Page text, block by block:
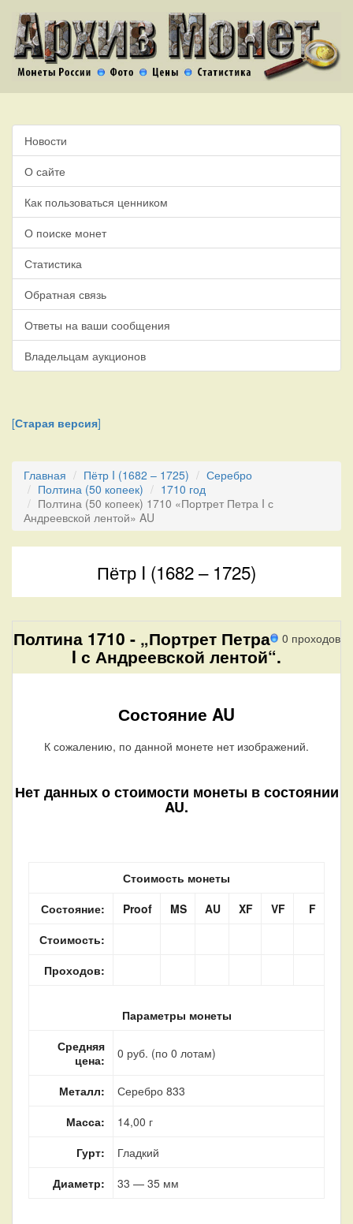
Новости
О сайте
Как пользоваться ценником
О поиске монет
Статистика
Обратная связь
Ответы на ваши сообщения
Владельцам аукционов
[Старая версия]
Главная Пётр I (1682 – 1725)
Серебро
Полтина (50 копеек)
1710 год
Полтина (50 копеек) 1710 «Портрет Петра I с
Андреевской лентой» AU
Пётр I (1682 – 1725)
0 проходов
Полтина 1710 - „Портрет Петра
I с Андреевской лентой“.
Состояние AU
К сожалению, по данной монете нет изображений.
Нет данных о стоимости монеты в состоянии
AU.
Стоимость монеты
Состояние:
Proof MS AU XF VF
F
Стоимость:
Проходов:
Параметры монеты
Средняя
цена:
0 руб. (по 0 лотам)
Металл:
Серебро 833
Масса:
14,00 г
Гурт:
Гладкий
Диаметр:
33 — 35 мм